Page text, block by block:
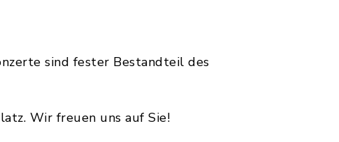
sind fester Bestandteil des
Wir freuen uns auf Sie!